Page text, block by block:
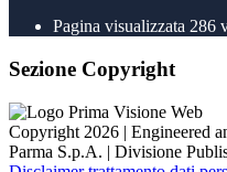
Pagina visualizzata 286
Sezione Copyright
Copyright 2026 | Engineered
Parma S.p.A. | Divisione